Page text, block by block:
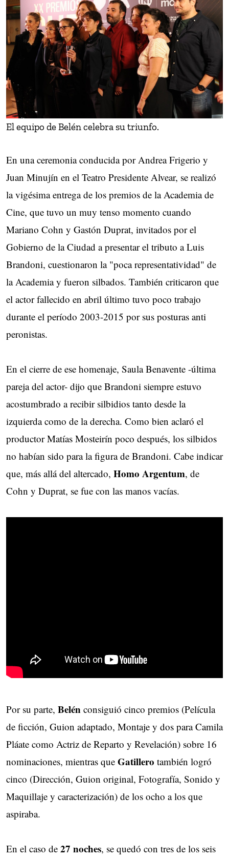
El equipo de Belén celebra su triunfo.
En una ceremonia conducida por Andrea Frigerio y
Juan Minujín en el Teatro Presidente Alvear, se realizó
la vigésima entrega de los premios de la Academia de
Cine, que tuvo un muy tenso momento cuando
Mariano Cohn y Gastón Duprat, invitados por el
Gobierno de la Ciudad a presentar el tributo a Luis
Brandoni, cuestionaron la "poca representatividad" de
la Academia y fueron silbados. También criticaron que
el actor fallecido en abril último tuvo poco trabajo
durante el período 2003-2015 por sus posturas anti
peronistas.
En el cierre de ese homenaje, Saula Benavente -última
pareja del actor- dijo que Brandoni siempre estuvo
acostumbrado a recibir silbidios tanto desde la
izquierda como de la derecha. Como bien aclaró el
productor Matías Mosteirín poco después, los silbidos
no habían sido para la figura de Brandoni. Cabe indicar
que, más allá del altercado, Homo Argentum, de
Cohn y Duprat, se fue con las manos vacías.
Por su parte, Belén consiguió cinco premios (Película
de ficción, Guion adaptado, Montaje y dos para Camila
Pláate como Actriz de Reparto y Revelación) sobre 16
nominaciones, mientras que Gatillero también logró
cinco (Dirección, Guion original, Fotografía, Sonido y
Maquillaje y caracterización) de los ocho a los que
aspiraba.
En el caso de 27 noches, se quedó con tres de los seis